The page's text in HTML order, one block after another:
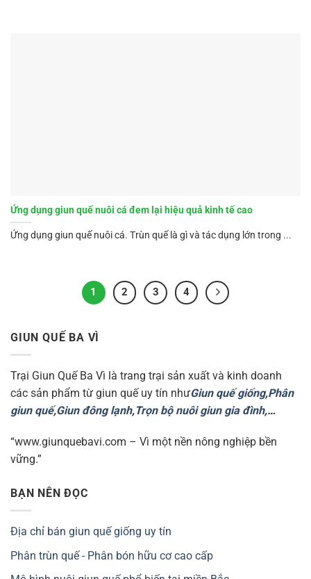
Ứng dụng giun quế nuôi cá đem lại hiệu quả kinh tế cao
Ứng dụng giun quế nuôi cá. Trùn quế là gì và tác dụng lớn trong ...
1 2 3 4
GIUN QUẾ BA VÌ
Trại Giun Quế Ba Vì là trang trại sản xuất và kinh doanh
các sản phẩm từ giun quế uy tín nhưGiun quế giống,Phân
giun quế,Giun đông lạnh,Trọn bộ nuôi giun gia đình,…
“www.giunquebavi.com – Vì một nền nông nghiệp bền
vững.”
BẠN NÊN ĐỌC
Địa chỉ bán giun quế giống uy tín
Phân trùn quế - Phân bón hữu cơ cao cấp